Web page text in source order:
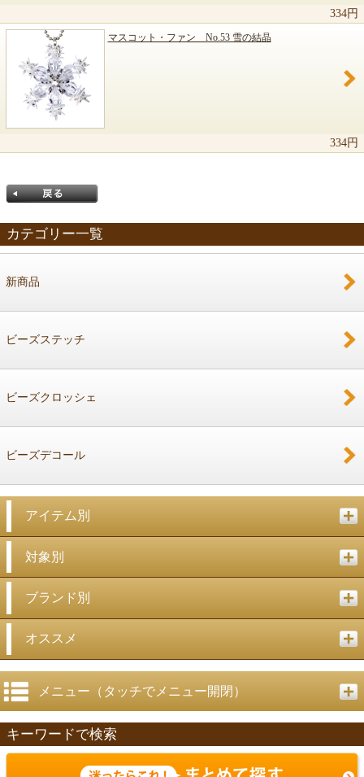
334円
マスコット・ファン No.53 雪の結晶
334円
カテゴリー一覧
新商品
ビーズステッチ
ビーズクロッシェ
ビーズデコール
アイテム別
対象別
ブランド別
オススメ
メニュー（タッチでメニュー開閉）
キーワードで検索